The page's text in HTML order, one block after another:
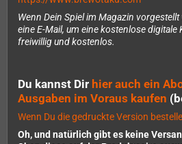
Wenn Dein Spiel im Magazin
eine E-Mail, um eine kostenlose
freiwillig und kostenlos.
Du kannst Dir hier auch ein
Ausgaben im Voraus kaufen
Wenn Du die gedruckte Version
Oh, und natürlich gibt es keine